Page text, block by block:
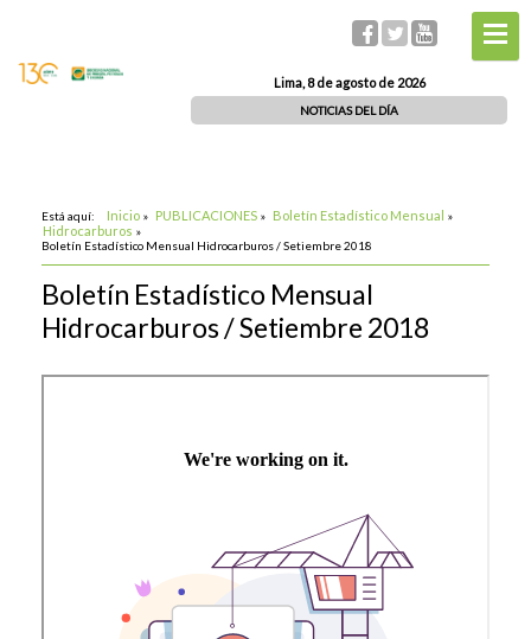
Lima, 8 de agosto de 2026
NOTICIAS DEL DÍA
Está aquí: Inicio » PUBLICACIONES » Boletín Estadístico Mensual »
Hidrocarburos »
Boletín Estadístico Mensual Hidrocarburos / Setiembre 2018
Boletín Estadístico Mensual
Hidrocarburos / Setiembre 2018